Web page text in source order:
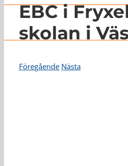
LAG
INFO
EBC i
skolan i
Föregående Nästa